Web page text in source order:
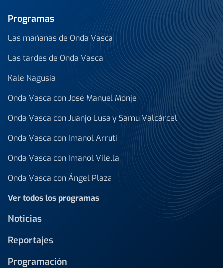
Programas
Las mañanas de Onda Vasca
Las tardes de Onda Vasca
Kale Nagusia
Onda Vasca con José Manuel Monje
Onda Vasca con Juanjo Lusa y Samu Valcárcel
Onda Vasca con Imanol Arruti
Onda Vasca con Imanol Vilella
Onda Vasca con Ángel Plaza
Ver todos los programas
Noticias
Reportajes
Programación